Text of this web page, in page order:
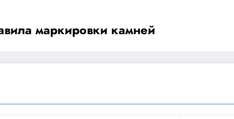
маркировки камней